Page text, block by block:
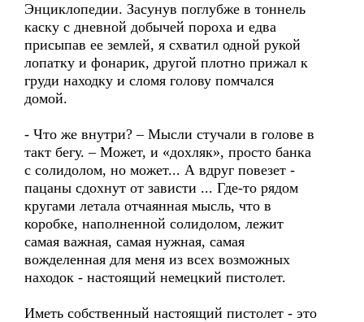
Энциклопедии. Засунув поглубже в тоннель
каску с дневной добычей пороха и едва
присыпав ее землей, я схватил одной рукой
лопатку и фонарик, другой плотно прижал к
груди находку и сломя голову помчался
домой.
- Что же внутри? – Мысли стучали в голове в
такт бегу. – Может, и «дохляк», просто банка
с солидолом, но может... А вдруг повезет -
пацаны сдохнут от зависти ... Где-то рядом
кругами летала отчаянная мысль, что в
коробке, наполненной солидолом, лежит
самая важная, самая нужная, самая
вожделенная для меня из всех возможных
находок - настоящий немецкий пистолет.
Иметь собственный настоящий пистолет - это